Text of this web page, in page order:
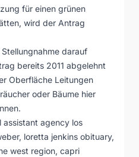
für einen grünen
wird der Antrag
darauf
bereits 2011 abgelehnt
Oberfläche Leitungen
oder Bäume hier
agency los
, loretta jenkins obituary,
west region, capri